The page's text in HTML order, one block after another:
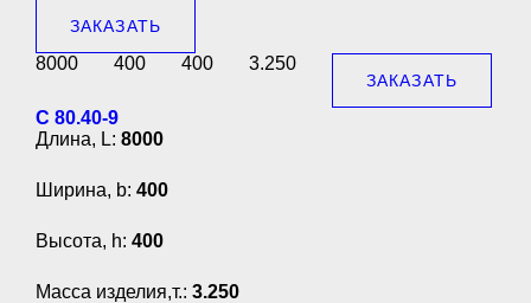
ЗАКАЗАТЬ
8000 400 400 3.250
ЗАКАЗАТЬ
С 80.40-9
Длина, L: 8000
Ширина, b: 400
Высота, h: 400
Масса изделия,т.: 3.250